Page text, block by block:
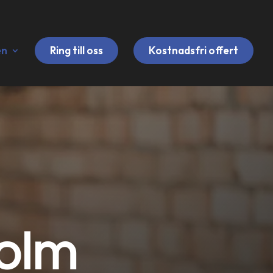
Ring till oss Kostnadsfri offert